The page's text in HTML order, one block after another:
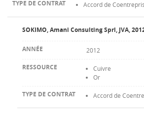
Accord de
SOKIMO, Amani Consulting Sprl, JVA,
2012
Cuivre
Or
Accord de